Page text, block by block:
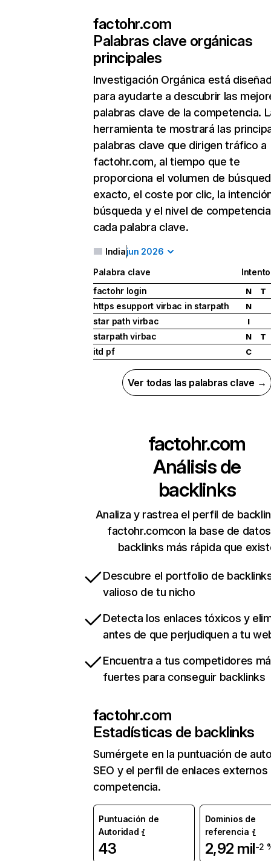
factohr.com
Palabras clave orgánicas
principales
Investigación Orgánica está
para ayudarte a descubrir las
palabras clave de la competencia.
herramienta te mostrará las
palabras clave que dirigen tráfico a
factohr.com, al tiempo que te
proporciona el volumen de
exacto, el coste por clic, la
búsqueda y el nivel de
cada palabra clave.
Indiajun 2026
Palabra clave
Intento
factohr login
N T
https esupport virbac in starpath N
star path virbac I
starpath virbac N T
itd pf C
Ver todas las palabras clave →
factohr.com
Análisis de
backlinks
Analiza y rastrea el perfil de
factohr.comcon la base de
backlinks más rápida que
Descubre el portfolio de
valioso de tu nicho
Detecta los enlaces tóxicos y
antes de que perjudiquen a tu
Encuentra a tus competidores
fuertes para conseguir backlinks
factohr.com
Estadísticas de backlinks
Sumérgete en la puntuación de
SEO y el perfil de enlaces externos
competencia.
Puntuación de
Autoridad
43
Dominios de
referencia
2,92 mil-2